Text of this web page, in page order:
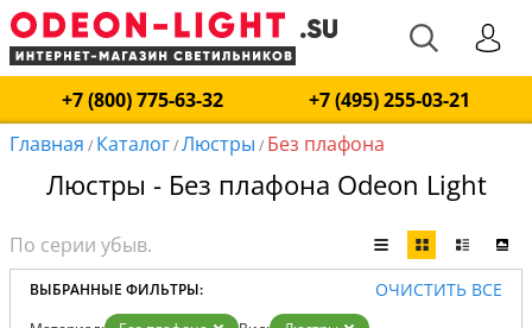
+7 (800) 775-63-32
+7 (495) 255-03-21
Главная / Каталог/Люстры / Без плафона
Люстры - Без плафона Odeon Light
ВЫБРАННЫЕ ФИЛЬТРЫ: ОЧИСТИТЬ ВСЕ